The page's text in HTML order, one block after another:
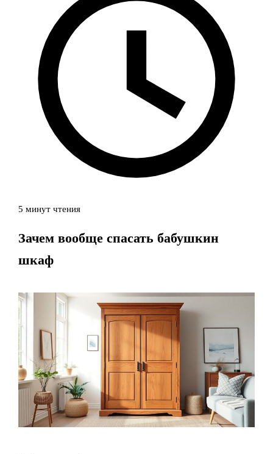
5 минут чтения
Зачем вообще спасать бабушкин
шкаф